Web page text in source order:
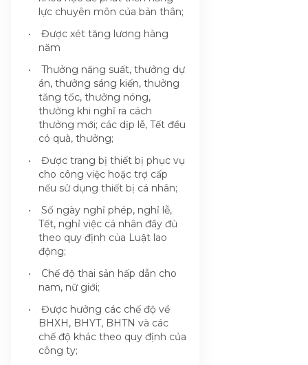
lực chuyên môn của bản thân;
Được xét tăng lương hàng
năm
Thưởng năng suất, thưởng dự
án, thưởng sáng kiến, thưởng
tăng tốc, thưởng nóng,
thưởng khi nghĩ ra cách
thưởng mới; các dịp lễ, Tết đều
có quà, thưởng;
Được trang bị thiết bị phục vụ
cho công việc hoặc trợ cấp
nếu sử dụng thiết bị cá nhân;
Số ngày nghỉ phép, nghỉ lễ,
Tết, nghỉ việc cá nhân đầy đủ
theo quy định của Luật lao
động;
Chế độ thai sản hấp dẫn cho
nam, nữ giới;
Được hưởng các chế độ về
BHXH, BHYT, BHTN và các
chế độ khác theo quy định của
công ty;